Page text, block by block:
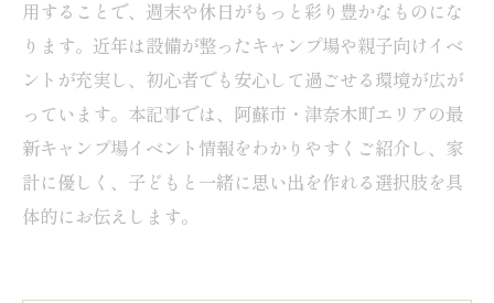
用することで、週末や休日がもっと彩り豊かなものにな
ります。近年は設備が整ったキャンプ場や親子向けイベ
ントが充実し、初心者でも安心して過ごせる環境が広が
っています。本記事では、阿蘇市・津奈木町エリアの最
新キャンプ場イベント情報をわかりやすくご紹介し、家
計に優しく、子どもと一緒に思い出を作れる選択肢を具
体的にお伝えします。